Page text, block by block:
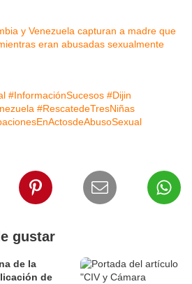
#InformaciónSucesos #Dijin
#RescatedeTresNiñas
gustar
de la
de